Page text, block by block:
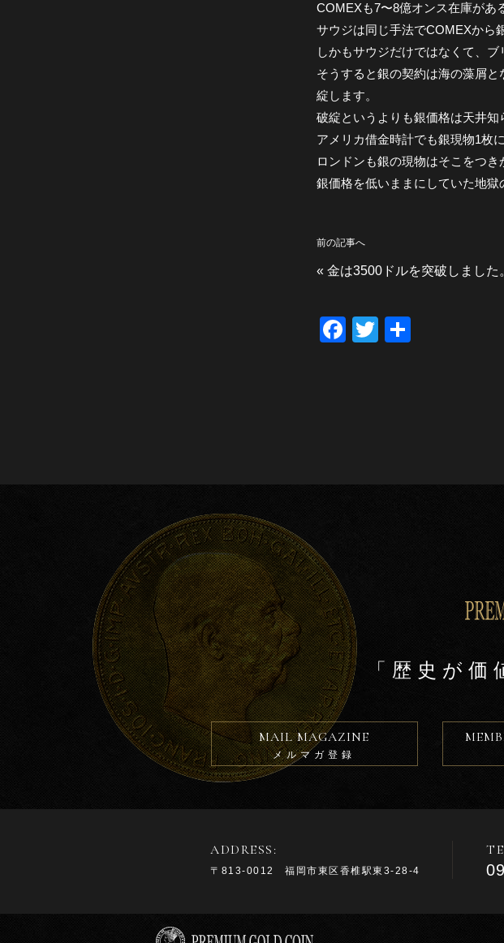
COMEXも7〜8億オンス在庫があ
サウジは同じ手法でCOMEXから
しかもサウジだけではなくて、
そうすると銀の契約は海の藻屑
綻します。
破綻というよりも銀価格は天井知
アメリカ借金時計でも銀現物1枚
ロンドンも銀の現物はそこをつ
銀価格を低いままにしていた地獄
前の記事へ
« 金は3500ドルを突破しました
F
o
T
「歴史が
MAIL MAGAZINE
メルマガ登録
ADDRESS:
〒813-0012 福岡市東区香椎駅東3-28-4